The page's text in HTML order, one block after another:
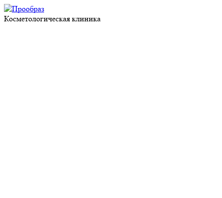
Косметологическая клиника